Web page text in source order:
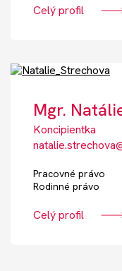
Celý profil
Mgr.
Koncipientka
Pracovné právo
Rodinné právo
Celý profil